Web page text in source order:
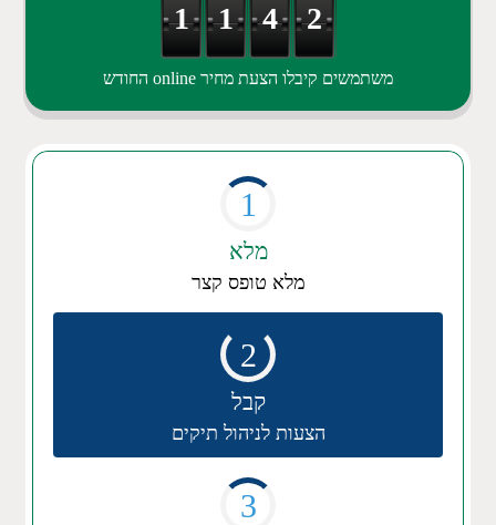
2
4
1
1
משתמשים קיבלו הצעת מחיר online החודש
1
מלא
מלא טופס קצר
2
קבל
הצעות לניהול תיקים
3